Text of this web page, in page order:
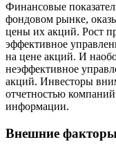
Финансовые
фондовом рынке,
цены их акций. Рост
эффективное
на цене акций. И
неэффективное
акций. Инвесторы
отчетностью
информации.
Внешние